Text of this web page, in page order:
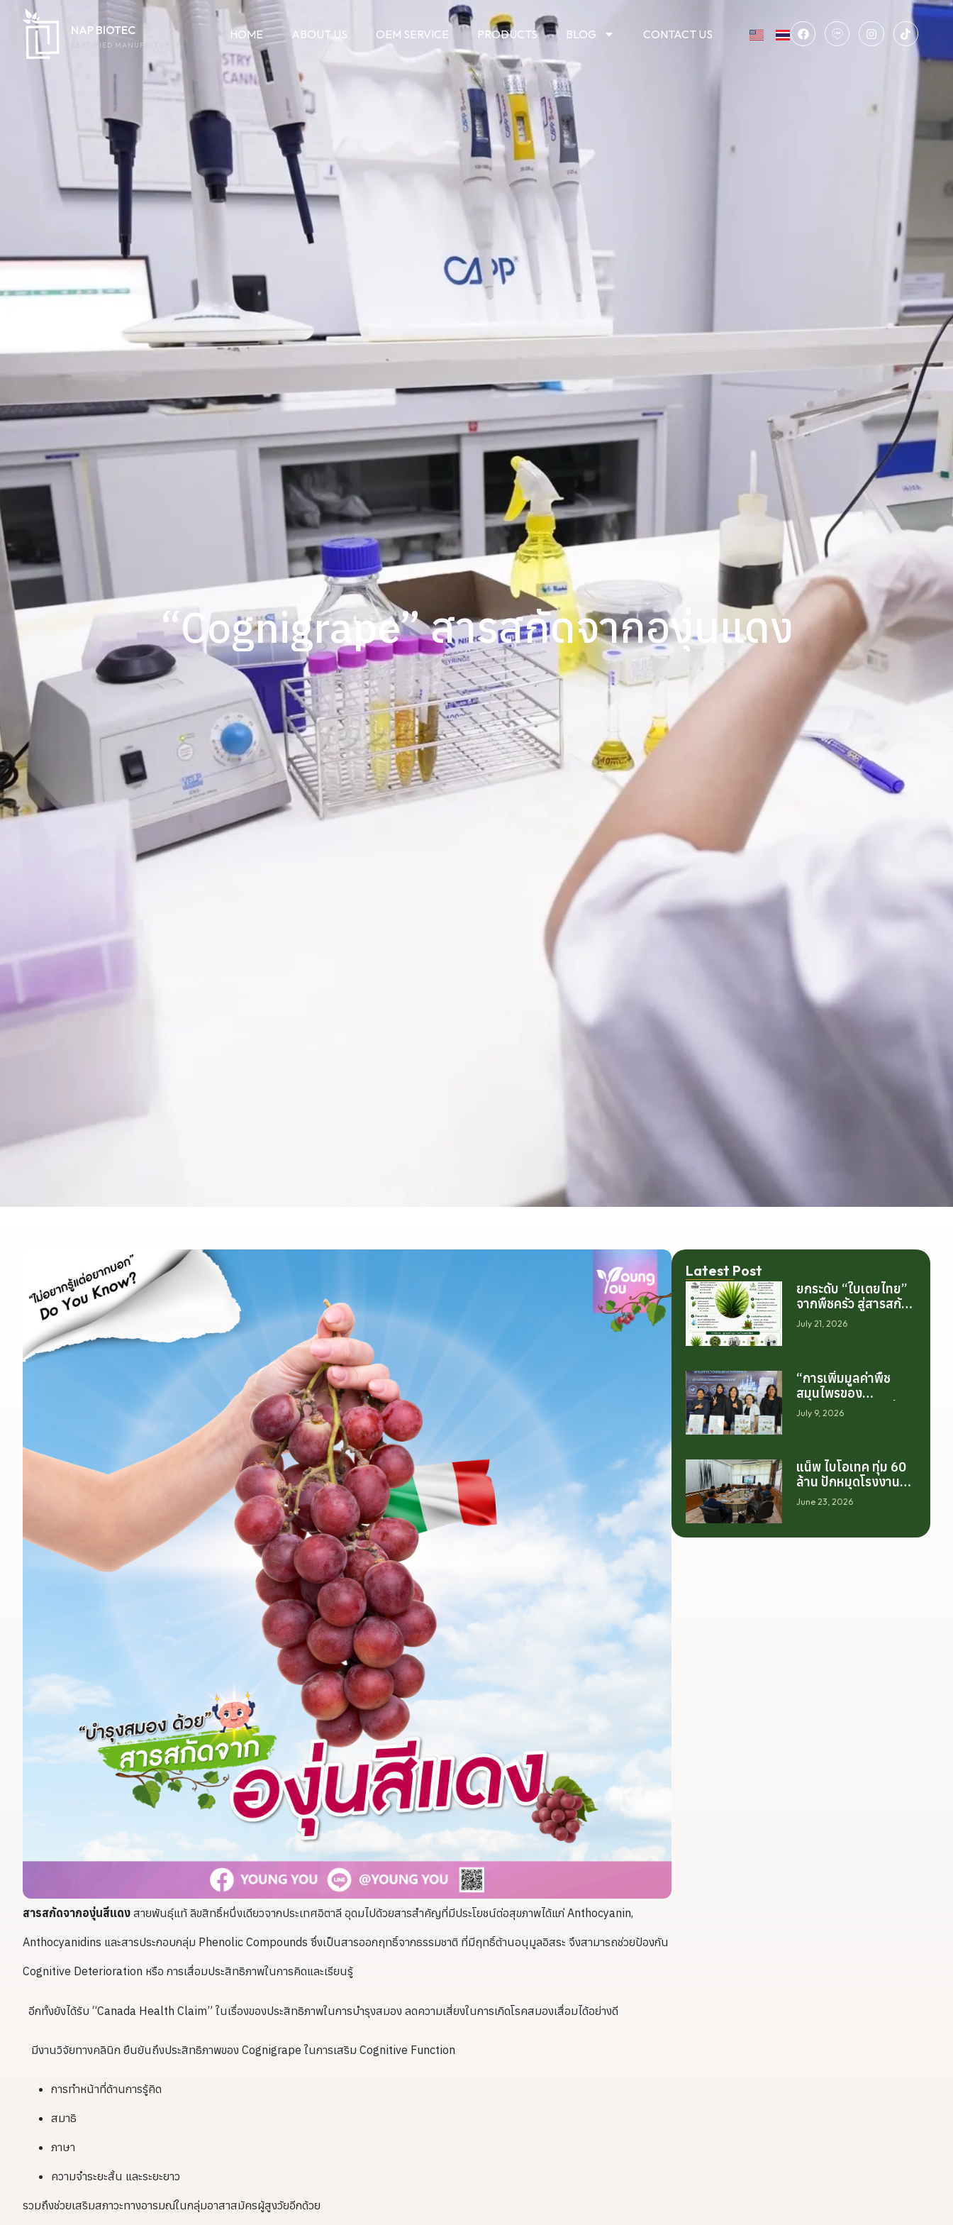
NAP BIOTEC
CERTIFIED MANUFACTURER
HOME ABOUT US OEM SERVICE PRODUCTS BLOG CONTACT US
“Cognigrape” สารสกัดจากองุ่นแดง
สารสกัดจากองุ่นสีแดง สายพันธุ์แท้ ลิขสิทธิ์หนึ่งเดียวจากประเทศอิตาลี อุดมไปด้วยสารสำคัญที่มีประโยชน์ต่อสุขภาพได้แก่ Anthocyanin,
Anthocyanidins และสารประกอบกลุ่ม Phenolic Compounds ซึ่งเป็นสารออกฤทธิ์จากธรรมชาติ ที่มีฤทธิ์ต้านอนุมูลอิสระ จึงสามารถช่วยป้องกัน
Cognitive Deterioration หรือ การเสื่อมประสิทธิภาพในการคิดและเรียนรู้
อีกทั้งยังได้รับ “Canada Health Claim” ในเรื่องของประสิทธิภาพในการบำรุงสมอง ลดความเสี่ยงในการเกิดโรคสมองเสื่อมได้อย่างดี
มีงานวิจัยทางคลินิก ยืนยันถึงประสิทธิภาพของ Cognigrape ในการเสริม Cognitive Function
การทำหน้าที่ด้านการรู้คิด
สมาธิ
ภาษา
ความจำระยะสั้น และระยะยาว
รวมถึงช่วยเสริมสภาวะทางอารมณ์ในกลุ่มอาสาสมัครผู้สูงวัยอีกด้วย
Latest Post
ยกระดับ “ใบเตยไทย”
จากพืชครัว สู่สารสกัด
มูลค่าสูงระดับโลก
July 21, 2026
“การเพิ่มมูลค่าพืช
สมุนไพรของ
ประเทศไทย ไม่ได้เริ่ม
ต้นจากการสร้าง
การสร้างระบบความ
ร่วมมือระหว่างนักวิจัย
มหาวิทยาลัย ภาค
อุตสาหกรรม และ
งานวิจัยสามารถต่อย
July 9, 2026
แน็พ ไบโอเทค ทุ่ม 60
ล้าน ปักหมุดโรงงาน
นครศรีฯ จับมือ
มทร.ศรีวิชัย ยกระดับ
ละ 17.5 ตัน
June 23, 2026